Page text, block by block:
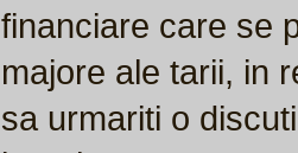
financiare care se
majore ale tarii, in
sa urmariti o